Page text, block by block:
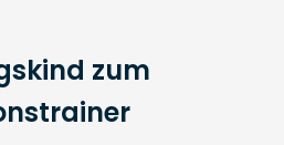
zum